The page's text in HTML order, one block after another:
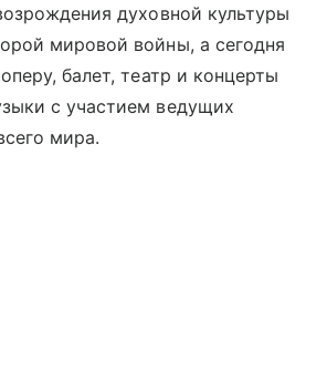
духовной культуры
мировой войны, а сегодня
балет, театр и концерты
с участием ведущих
мира.